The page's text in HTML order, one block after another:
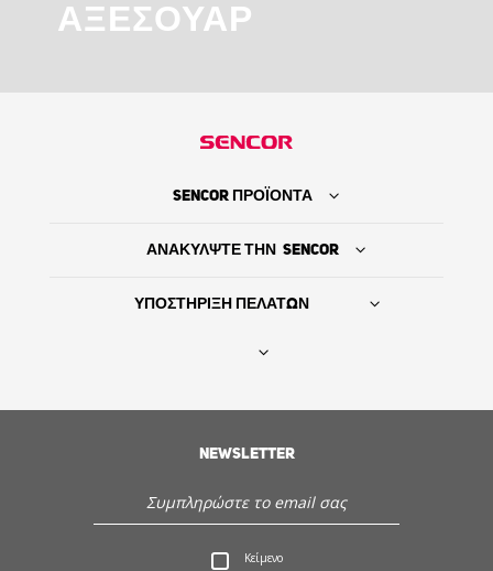
Εξυπηρέτηση - Υποστήριξη πελατών
ΑΞΕΣΟΥΆΡ
SENCOR ΠΡΟΪΟΝΤΑ
ΑΝΑΚΥΛΨΤΕ ΤΗΝ SENCOR
ΥΠΟΣΤΗΡΙΞΗ ΠΕΛΑΤΩΝ
NEWSLETTER
Κείμενο